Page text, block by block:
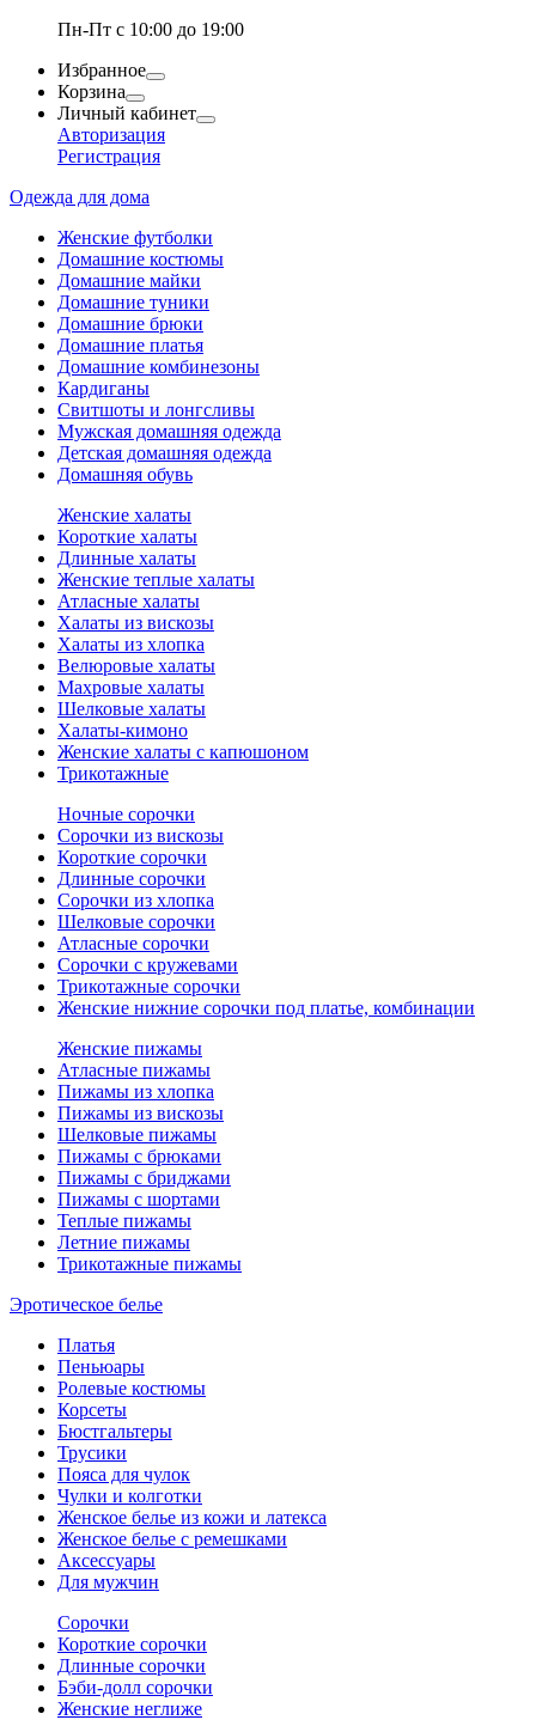
Пн-Пт с 10:00 до 19:00
Избранное
Корзина
Личный кабинет
Авторизация
Регистрация
Одежда для дома
Женские футболки
Домашние костюмы
Домашние майки
Домашние туники
Домашние брюки
Домашние платья
Домашние комбинезоны
Кардиганы
Свитшоты и лонгсливы
Мужская домашняя одежда
Детская домашняя одежда
Домашняя обувь
Женские халаты
Короткие халаты
Длинные халаты
Женские теплые халаты
Атласные халаты
Халаты из вискозы
Халаты из хлопка
Велюровые халаты
Махровые халаты
Шелковые халаты
Халаты-кимоно
Женские халаты с капюшоном
Трикотажные
Ночные сорочки
Сорочки из вискозы
Короткие сорочки
Длинные сорочки
Сорочки из хлопка
Шелковые сорочки
Атласные сорочки
Сорочки с кружевами
Трикотажные сорочки
Женские нижние сорочки под платье, комбинации
Женские пижамы
Атласные пижамы
Пижамы из хлопка
Пижамы из вискозы
Шелковые пижамы
Пижамы с брюками
Пижамы с бриджами
Пижамы с шортами
Теплые пижамы
Летние пижамы
Трикотажные пижамы
Эротическое белье
Платья
Пеньюары
Ролевые костюмы
Корсеты
Бюстгальтеры
Трусики
Пояса для чулок
Чулки и колготки
Женское белье из кожи и латекса
Женское белье с ремешками
Аксессуары
Для мужчин
Сорочки
Короткие сорочки
Длинные сорочки
Бэби-долл сорочки
Женские неглиже